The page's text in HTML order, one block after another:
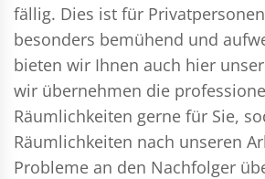
fällig. Dies ist für
besonders bemühend und
bieten wir Ihnen auch hier
wir übernehmen die
Räumlichkeiten gerne für Sie,
Räumlichkeiten nach unseren
Probleme an den Nachfolger